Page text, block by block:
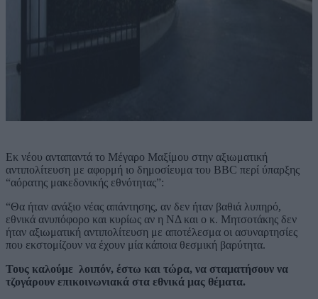
Εκ νέου ανταπαντά το Μέγαρο Μαξίμου στην αξιωματική
αντιπολίτευση με αφορμή ιο δημοσίευμα του BBC περί ύπαρξης
“αόρατης μακεδονικής εθνότητας”:
“Θα ήταν ανάξιο νέας απάντησης, αν δεν ήταν βαθιά λυπηρό,
εθνικά ανυπόφορο και κυρίως αν η ΝΔ και ο κ. Μητσοτάκης δεν
ήταν αξιωματική αντιπολίτευση με αποτέλεσμα οι ασυναρτησίες
που εκστομίζουν να έχουν μία κάποια θεσμική βαρύτητα.
Τους καλούμε λοιπόν, έστω και τώρα, να σταματήσουν να
τζογάρουν επικοινωνιακά στα εθνικά μας θέματα.